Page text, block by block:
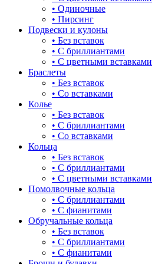
для мам
драконы и змеи
другие религии
животный мир
жучки и букашки
звезды
знаки зодиака
капля
квадрат (куб)
клевер
• Одиночные
• Пирсинг
Подвески и кулоны
• Без вставок
• С бриллиантами
• С цветными вставками
Браслеты
• Без вставок
• Со вставками
Колье
• Без вставок
• С бриллиантами
• Со вставками
Кольца
• Без вставок
• С бриллиантами
• С цветными вставками
Помолвочные кольца
• С бриллиантами
• С фианитами
Обручальные кольца
• Без вставок
• С бриллиантами
• С фианитами